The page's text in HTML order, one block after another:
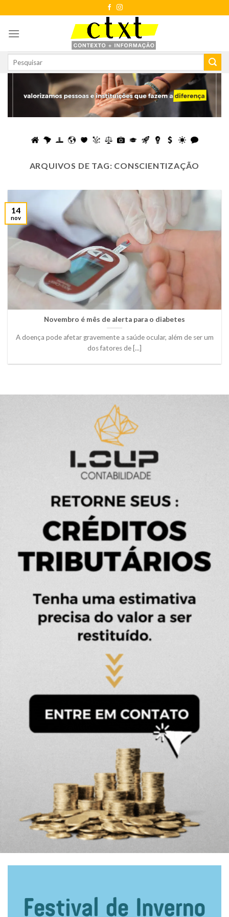
to
content
ARQUIVOS DE TAG: CONSCIENTIZAÇÃO
Novembro é mês de alerta para o diabetes
A doença pode afetar gravemente a saúde ocular, além de ser um
dos fatores de [...]
14
nov